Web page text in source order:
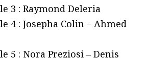
3 : Raymond Deleria
4 : Josepha Colin – Ahmed
5 : Nora Preziosi – Denis